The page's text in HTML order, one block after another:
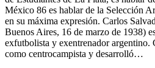
México 86 es hablar de la Selección
en su máxima expresión. Carlos
Buenos Aires, 16 de marzo de 1938)
exfutbolista y exentrenador argentino.
como centrocampista y desarrolló…